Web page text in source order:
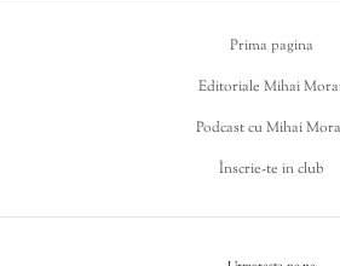
Prima pagina
Editoriale Mihai
Podcast cu Mihai
Înscrie-te in club